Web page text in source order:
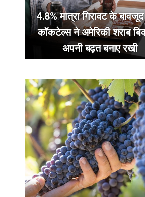
4.8% मात्रा गिरावट के
कॉकटेल्स ने अमेरिकी शराब
अपनी बढ़त बनाए रखी